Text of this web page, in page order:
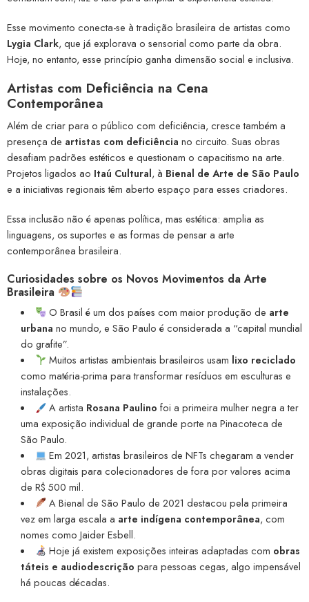
Esse movimento conecta-se à tradição brasileira de artistas como
Lygia Clark, que já explorava o sensorial como parte da obra.
Hoje, no entanto, esse princípio ganha dimensão social e inclusiva.
Artistas com Deficiência na Cena
Contemporânea
Além de criar para o público com deficiência, cresce também a
presença de artistas com deficiência no circuito. Suas obras
desafiam padrões estéticos e questionam o capacitismo na arte.
Projetos ligados ao Itaú Cultural, à Bienal de Arte de São Paulo
e a iniciativas regionais têm aberto espaço para esses criadores.
Essa inclusão não é apenas política, mas estética: amplia as
linguagens, os suportes e as formas de pensar a arte
contemporânea brasileira.
Curiosidades sobre os Novos Movimentos da Arte
Brasileira
O Brasil é um dos países com maior produção de arte
urbana no mundo, e São Paulo é considerada a “capital mundial
do grafite”.
Muitos artistas ambientais brasileiros usam lixo reciclado
como matéria-prima para transformar resíduos em esculturas e
instalações.
A artista Rosana Paulino foi a primeira mulher negra a ter
uma exposição individual de grande porte na Pinacoteca de
São Paulo.
Em 2021, artistas brasileiros de NFTs chegaram a vender
obras digitais para colecionadores de fora por valores acima
de R$ 500 mil.
A Bienal de São Paulo de 2021 destacou pela primeira
vez em larga escala a arte indígena contemporânea, com
nomes como Jaider Esbell.
Hoje já existem exposições inteiras adaptadas com obras
táteis e audiodescrição para pessoas cegas, algo impensável
há poucas décadas.